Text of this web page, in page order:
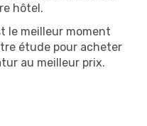
hôtel.
le meilleur moment
étude pour acheter
au meilleur prix.